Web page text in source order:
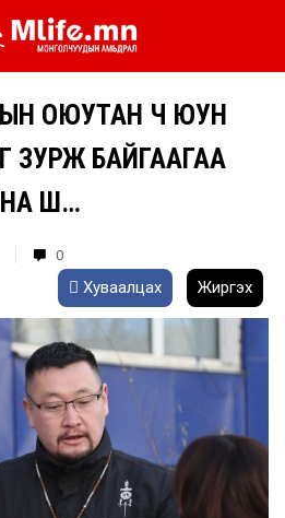
ОЮУТАН Ч ЮУН
ЗУРЖ БАЙГААГАА
ШҮҮ…
0
Хуваалцах Жиргэх